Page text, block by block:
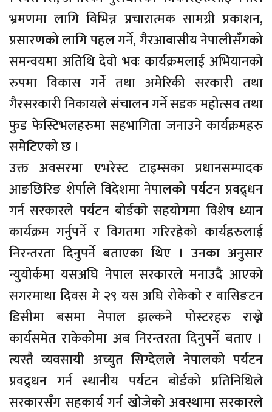
भ्रमणमा लागि विभिन्न प्रचारात्मक सामग्री प्रकाशन,
प्रसारणको लागि पहल गर्ने, गैरआवासीय नेपालीसँगको
समन्वयमा अतिथि देवो भवः कार्यक्रमलाई अभियानको
रुपमा विकास गर्ने तथा अमेरिकी सरकारी तथा
गैरसरकारी निकायले संचालन गर्ने सडक महोत्सव तथा
फुड फेस्टिभलहरुमा सहभागिता जनाउने कार्यक्रमहरु
समेटिएको छ ।
उक्त अवसरमा एभरेस्ट टाइम्सका प्रधानसम्पादक
आङछिरिङ शेर्पाले विदेशमा नेपालको पर्यटन प्रवद्र्धन
गर्न सरकारले पर्यटन बोर्डको सहयोगमा विशेष ध्यान
कार्यक्रम गर्नुपर्ने र विगतमा गरिरहेको कार्यहरुलाई
निरन्तरता दिनुपर्ने बताएका थिए । उनका अनुसार
न्युयोर्कमा यसअघि नेपाल सरकारले मनाउदै आएको
सगरमाथा दिवस मे २९ यस अघि रोकेको र वासिङटन
डिसीमा बसमा नेपाल झल्कने पोस्टरहरु राख्ने
कार्यसमेत राकेकोमा अब निरन्तरता दिनुपर्ने बताए ।
त्यस्तै व्यवसायी अच्युत सिग्देलले नेपालको पर्यटन
प्रवद्र्धन गर्न स्थानीय पर्यटन बोर्डको प्रतिनिधिले
सरकारसँग सहकार्य गर्न खोजेको अवस्थामा सरकारले